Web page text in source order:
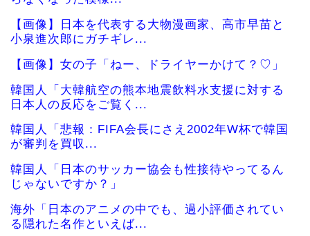
【画像】日本を代表する大物漫画家、高市早苗と
小泉進次郎にガチギレ...
【画像】女の子「ねー、ドライヤーかけて？♡」
韓国人「大韓航空の熊本地震飲料水支援に対する
日本人の反応をご覧く...
韓国人「悲報：FIFA会長にさえ2002年W杯で韓国
が審判を買収...
韓国人「日本のサッカー協会も性接待やってるん
じゃないですか？」
海外「日本のアニメの中でも、過小評価されてい
る隠れた名作といえば...